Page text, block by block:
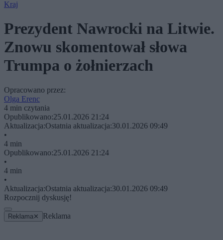
Kraj
Prezydent Nawrocki na Litwie.
Znowu skomentował słowa
Trumpa o żołnierzach
Opracowano przez:
Olga Erenc
4 min czytania
Opublikowano:25.01.2026 21:24
Aktualizacja:Ostatnia aktualizacja:30.01.2026 09:49
•
4 min
Opublikowano:25.01.2026 21:24
•
4 min
•
Aktualizacja:Ostatnia aktualizacja:30.01.2026 09:49
Rozpocznij dyskusję!
Reklama ✕ Reklama